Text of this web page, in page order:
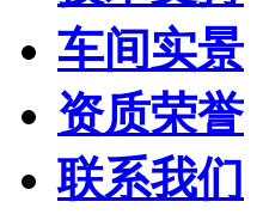
车间实景
资质荣誉
联系我们